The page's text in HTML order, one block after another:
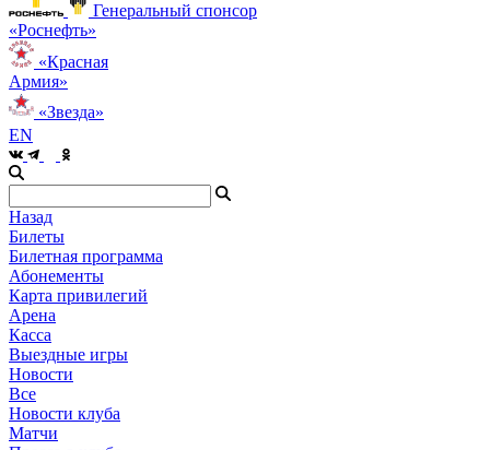
Генеральный спонсор
«Роснефть»
«Красная
Армия»
«Звезда»
EN
Назад
Билеты
Билетная программа
Абонементы
Карта привилегий
Арена
Касса
Выездные игры
Новости
Все
Новости клуба
Матчи